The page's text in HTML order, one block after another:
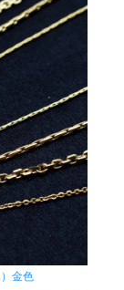
金色